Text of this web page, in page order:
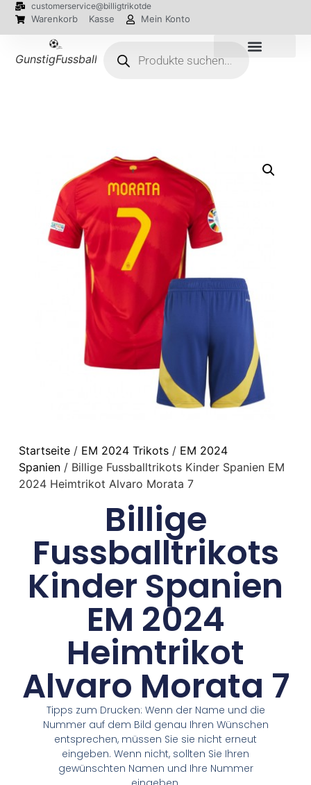
customerservice@billigtrikotde
Warenkorb Kasse Mein Konto
GunstigFussballTrikot
Startseite/ EM 2024 Trikots/ EM 2024
Spanien/ Billige Fussballtrikots Kinder Spanien EM
2024 Heimtrikot Alvaro Morata 7
Billige
Fussballtrikots
Kinder Spanien
EM 2024
Heimtrikot
Alvaro Morata 7
Tipps zum Drucken: Wenn der Name und die
Nummer auf dem Bild genau Ihren Wünschen
entsprechen, müssen Sie sie nicht erneut
eingeben. Wenn nicht, sollten Sie Ihren
gewünschten Namen und Ihre Nummer